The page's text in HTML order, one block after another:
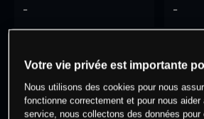
- -
0% des clients ont une
cet actif
Votre vie privée est importante
Nous utilisons des cookies pour nous
fonctionne correctement et pour nous aider
service, nous collectons des données pour